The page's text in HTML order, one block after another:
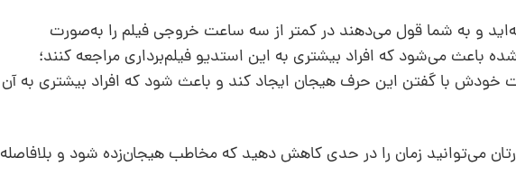
و به شما قول می‌دهند در کمتر از سه ساعت خروجی فیلم را به‌صورت
می‌شود که افراد بیشتری به این استدیو فیلم‌برداری مراجعه کنند؛
خودش با گفتن این حرف هیجان ایجاد کند و باعث شود که افراد بیشتری به آن
می‌توانید زمان را در حدی کاهش دهید که مخاطب هیجان‌زده شود و بلافاصله